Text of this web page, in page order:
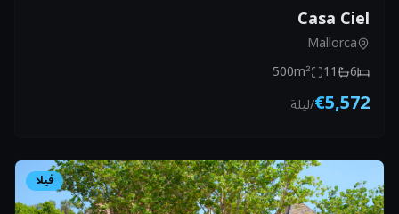
Casa Ciel
Mallorca
6
11
500m²
€5,572
/ليلة
فيلا